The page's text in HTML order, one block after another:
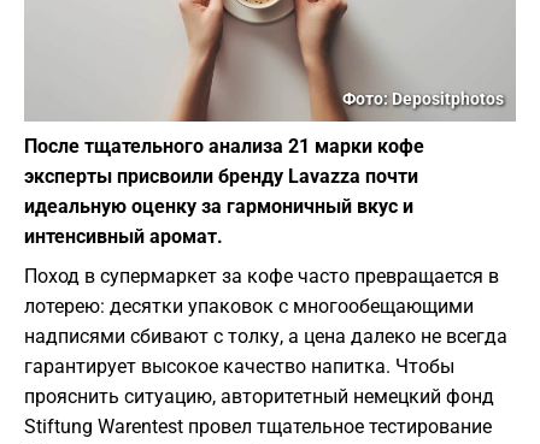
Фото: Depositphotos
После тщательного анализа 21 марки кофе
эксперты присвоили бренду Lavazza почти
идеальную оценку за гармоничный вкус и
интенсивный аромат.
Поход в супермаркет за кофе часто превращается в
лотерею: десятки упаковок с многообещающими
надписями сбивают с толку, а цена далеко не всегда
гарантирует высокое качество напитка. Чтобы
прояснить ситуацию, авторитетный немецкий фонд
Stiftung Warentest провел тщательное тестирование